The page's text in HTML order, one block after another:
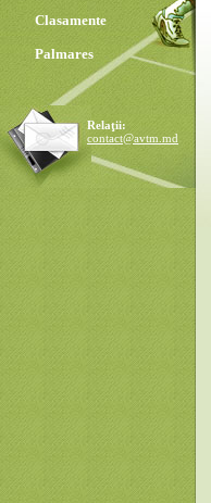
Clasamente
Palmares
Relaţii:
contact@avtm.md